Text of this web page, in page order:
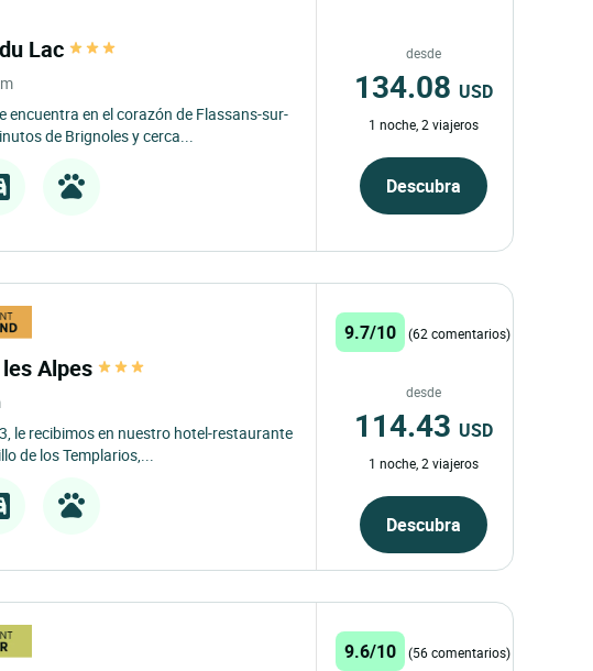
Lac
encuentra en el corazón de Flassans-sur-
de Brignoles y cerca...
desde
134.08 USD
1 noche, 2 viajeros
Descubra
les Alpes
le recibimos en nuestro hotel-restaurante
de los Templarios,...
9.7/10 (62 comentarios)
desde
114.43 USD
1 noche, 2 viajeros
Descubra
9.6/10 (56 comentarios)